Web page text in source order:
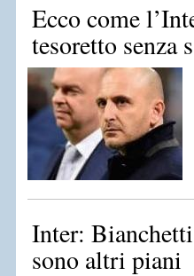
Ecco come
tesoretto senza
Inter:
sono altri piani